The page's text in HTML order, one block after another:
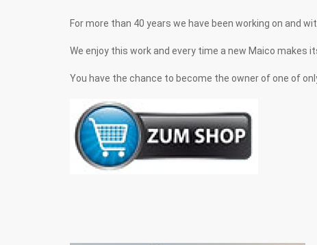
For more than 40 years we have been working on and
We enjoy this work and every time a new Maico makes
You have the chance to become the owner of one of